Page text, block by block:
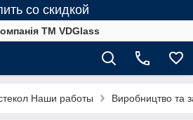
со скидкой
ТМ VDGlass
Наши работы Виробництво та